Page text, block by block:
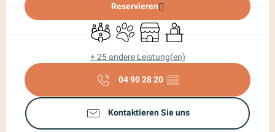
Reservieren
Versammlungsraum
Tiere erlaubt
Shop Seminare
+ 25 andere Leistung(en)
04 90 28 20 ▒▒
Kontaktieren Sie uns